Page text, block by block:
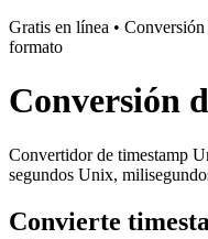
Gratis en línea •
formato
Conversión
Convertidor de timestamp
segundos Unix,
Convierte